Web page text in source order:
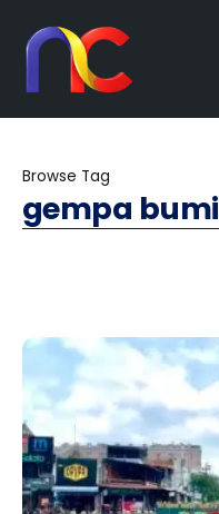
Browse Tag
gempa bumi